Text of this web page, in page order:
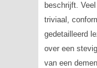
beschrijft.
triviaal,
gedetailleerd
over een
van een